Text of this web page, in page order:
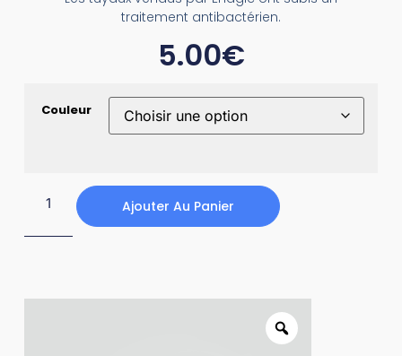
traitement antibactérien.
5.00€
Couleur
Ajouter Au Panier